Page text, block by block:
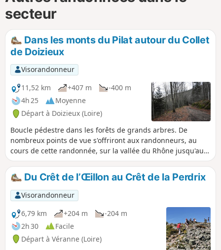
secteur
Dans les monts du Pilat autour du Collet
de Doizieux
Visorandonneur
11,52 km
+407 m
-400 m
4h 25
Moyenne
Départ à Doizieux (Loire)
Boucle pédestre dans les forêts de grands arbres. De
nombreux points de vue s'offriront aux randonneurs, au
cours de cette randonnée, sur la vallée du Rhône jusqu'aux
Alpes ainsi que sur les vallons et monts du massif du Pilat.
Du Crêt de l’Œillon au Crêt de la Perdrix
Visorandonneur
6,79 km
+204 m
-204 m
2h 30
Facile
Départ à Véranne (Loire)